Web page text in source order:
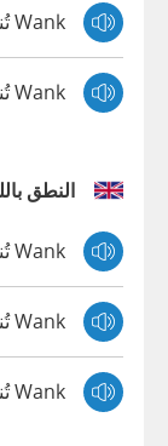
Wank تُنطق Justin
Wank تُنطق Matthew
النطق
Wank تُنطق Amy
Wank تُنطق Emma
Wank تُنطق Brian